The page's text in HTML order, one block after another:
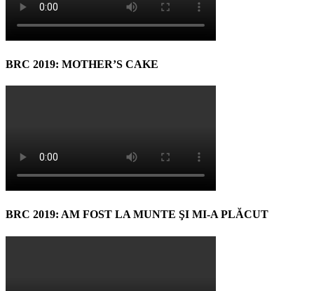
BRC 2019: MOTHER’S CAKE
BRC 2019: AM FOST LA MUNTE ŞI MI-A PLĂCUT